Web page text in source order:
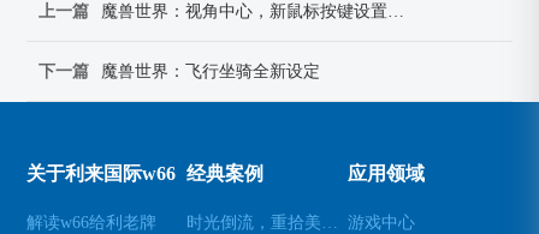
上一篇
下一篇 魔兽世界：飞行坐骑全新设定
关于利来国际w66
解读w66给利老牌
经典案例 应用领域
游戏中心